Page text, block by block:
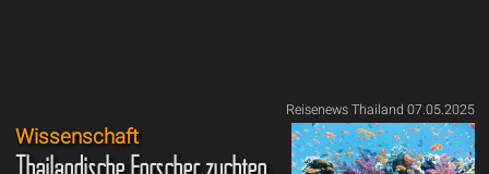
Reisenews Thailand 07.05.2025
Wissenschaft